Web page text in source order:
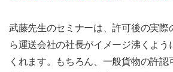
武藤先生のセミナーは、許可後の実際
ら運送会社の社長がイメージ沸くよう
くれます。もちろん、一般貨物の許認